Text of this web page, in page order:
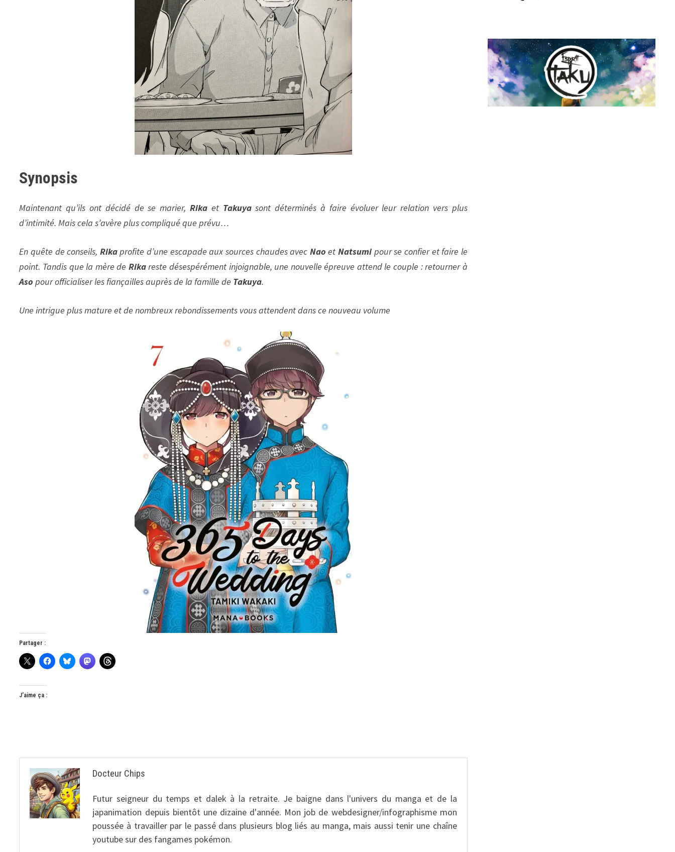
Synopsis
Maintenant qu’ils ont décidé de se marier, Rikaet Takuyasont déterminés à faire évoluer leur relation vers plus
d’intimité. Mais cela s’avère plus compliqué que prévu…
En quête de conseils, Rikaprofite d’une escapade aux sources chaudes avec Nao etNatsumipour se confier et faire le
point. Tandis que la mère de Rikareste désespérément injoignable, une nouvelle épreuve attend le couple : retourner à
Aso pour officialiser les fiançailles auprès de la famille de Takuya.
Une intrigue plus mature et de nombreux rebondissements vous attendent dans ce nouveau volume
Partager :
J’aime ça :
Docteur Chips
Futur seigneur du temps et dalek à la retraite. Je baigne dans l'univers du manga et de la
japanimation depuis bientôt une dizaine d'année. Mon job de webdesigner/infographisme mon
poussée à travailler par le passé dans plusieurs blog liés au manga, mais aussi tenir une chaîne
youtube sur des fangames pokémon.